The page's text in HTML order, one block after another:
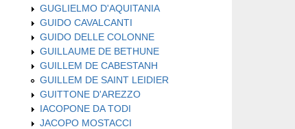
GUGLIELMO D'AQUITANIA
GUIDO CAVALCANTI
GUIDO DELLE COLONNE
GUILLAUME DE BETHUNE
GUILLEM DE CABESTANH
GUILLEM DE SAINT LEIDIER
GUITTONE D'AREZZO
IACOPONE DA TODI
JACOPO MOSTACCI